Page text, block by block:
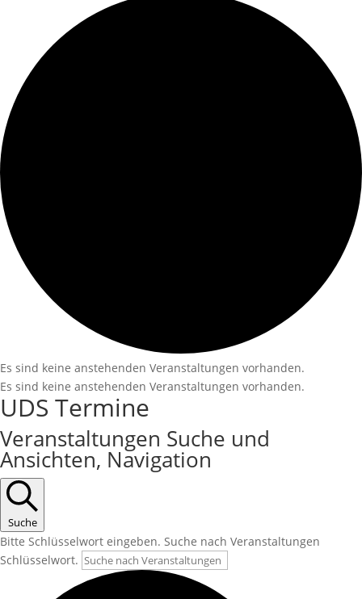
Es sind keine anstehenden Veranstaltungen vorhanden.
Es sind keine anstehenden Veranstaltungen vorhanden.
UDS Termine
Veranstaltungen Suche und
Ansichten, Navigation
Suche
Bitte Schlüsselwort eingeben. Suche nach Veranstaltungen
Schlüsselwort.